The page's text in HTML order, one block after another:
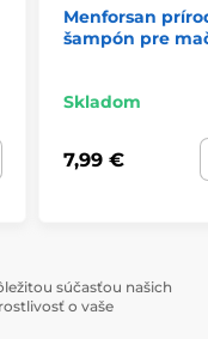
Menforsan
šampón pre
Skladom
7,99 €
súčasťou našich
o vaše